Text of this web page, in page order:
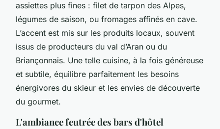
assiettes plus fines : filet de tarpon des Alpes,
légumes de saison, ou fromages affinés en cave.
L’accent est mis sur les produits locaux, souvent
issus de producteurs du val d’Aran ou du
Briançonnais. Une telle cuisine, à la fois généreuse
et subtile, équilibre parfaitement les besoins
énergivores du skieur et les envies de découverte
du gourmet.
L'ambiance feutrée des bars d'hôtel